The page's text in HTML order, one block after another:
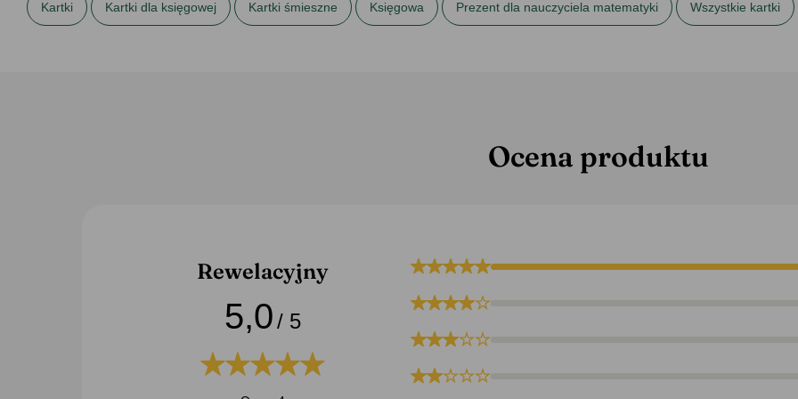
Kartki Kartki dla księgowej Kartki śmieszne Księgowa Prezent dla nauczyciela matematyki Wszystkie kartki
Ocena produktu
Rewelacyjny
5,0/ 5